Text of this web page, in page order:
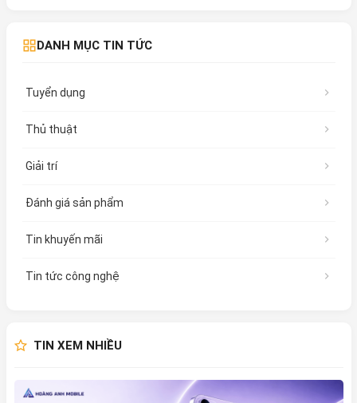
DANH MỤC TIN TỨC
Tuyển dụng
Thủ thuật
Giải trí
Đánh giá sản phẩm
Tin khuyến mãi
Tin tức công nghệ
TIN XEM NHIỀU